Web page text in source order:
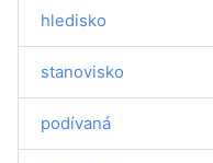
hledisko
stanovisko
podívaná